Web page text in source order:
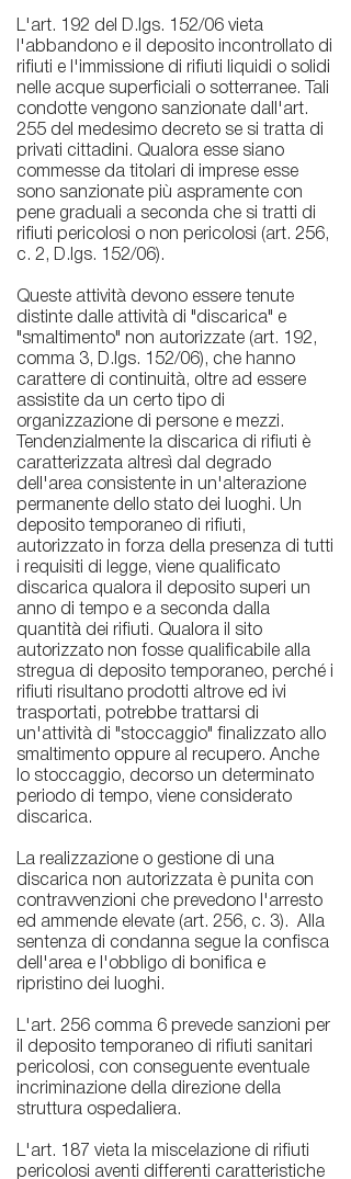
L'art. 192 del D.lgs. 152/06 vieta
l'abbandono e il deposito incontrollato di
rifiuti e l'immissione di rifiuti liquidi o solidi
nelle acque superficiali o sotterranee. Tali
condotte vengono sanzionate dall'art.
255 del medesimo decreto se si tratta di
privati cittadini. Qualora esse siano
commesse da titolari di imprese esse
sono sanzionate più aspramente con
pene graduali a seconda che si tratti di
rifiuti pericolosi o non pericolosi (art. 256,
c. 2, D.lgs. 152/06).
Queste attività devono essere tenute
distinte dalle attività di "discarica" e
"smaltimento" non autorizzate (art. 192,
comma 3, D.lgs. 152/06), che hanno
carattere di continuità, oltre ad essere
assistite da un certo tipo di
organizzazione di persone e mezzi.
Tendenzialmente la discarica di rifiuti è
caratterizzata altresì dal degrado
dell'area consistente in un'alterazione
permanente dello stato dei luoghi. Un
deposito temporaneo di rifiuti,
autorizzato in forza della presenza di tutti
i requisiti di legge, viene qualificato
discarica qualora il deposito superi un
anno di tempo e a seconda dalla
quantità dei rifiuti. Qualora il sito
autorizzato non fosse qualificabile alla
stregua di deposito temporaneo, perché i
rifiuti risultano prodotti altrove ed ivi
trasportati, potrebbe trattarsi di
un'attività di "stoccaggio" finalizzato allo
smaltimento oppure al recupero. Anche
lo stoccaggio, decorso un determinato
periodo di tempo, viene considerato
discarica.
La realizzazione o gestione di una
discarica non autorizzata è punita con
contravvenzioni che prevedono l'arresto
ed ammende elevate (art. 256, c. 3). Alla
sentenza di condanna segue la confisca
dell'area e l'obbligo di bonifica e
ripristino dei luoghi.
L'art. 256 comma 6 prevede sanzioni per
il deposito temporaneo di rifiuti sanitari
pericolosi, con conseguente eventuale
incriminazione della direzione della
struttura ospedaliera.
L'art. 187 vieta la miscelazione di rifiuti
pericolosi aventi differenti caratteristiche